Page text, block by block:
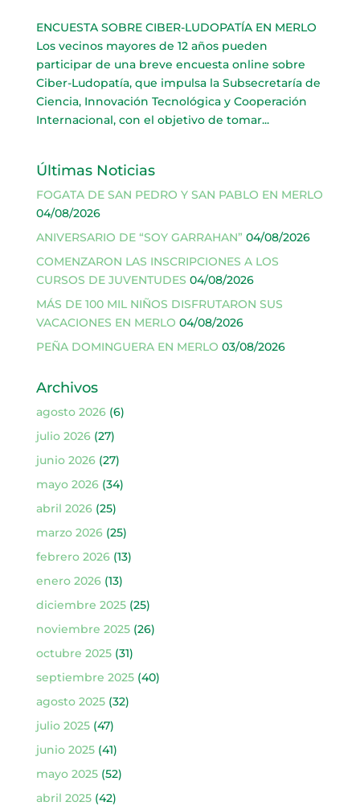
ENCUESTA SOBRE CIBER-LUDOPATÍA EN MERLO
Los vecinos mayores de 12 años pueden
participar de una breve encuesta online sobre
Ciber-Ludopatía, que impulsa la Subsecretaría de
Ciencia, Innovación Tecnológica y Cooperación
Internacional, con el objetivo de tomar...
Últimas Noticias
FOGATA DE SAN PEDRO Y SAN PABLO EN MERLO
04/08/2026
ANIVERSARIO DE “SOY GARRAHAN” 04/08/2026
COMENZARON LAS INSCRIPCIONES A LOS
CURSOS DE JUVENTUDES 04/08/2026
MÁS DE 100 MIL NIÑOS DISFRUTARON SUS
VACACIONES EN MERLO 04/08/2026
PEÑA DOMINGUERA EN MERLO 03/08/2026
Archivos
agosto 2026(6)
julio 2026(27)
junio 2026(27)
mayo 2026(34)
abril 2026(25)
marzo 2026(25)
febrero 2026(13)
enero 2026(13)
diciembre 2025(25)
noviembre 2025(26)
octubre 2025(31)
septiembre 2025(40)
agosto 2025(32)
julio 2025(47)
junio 2025(41)
mayo 2025(52)
abril 2025(42)